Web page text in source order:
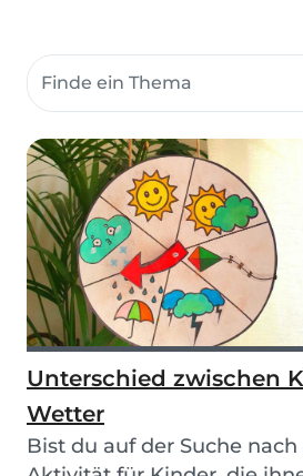
Suche Community-Themen
Unterschied zwischen
Wetter
Bist du auf der Suche